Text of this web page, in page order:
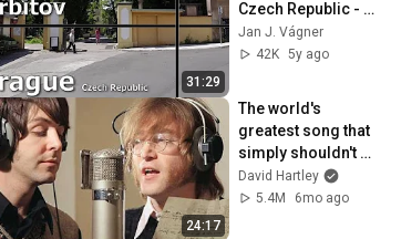
31:29
Czech Republic -
videoprůvodce
(video guide)
Jan J. Vágner
42K 5y ago
24:17
The world's
greatest song that
simply shouldn't
exist
David Hartley
5.4M
6mo ago